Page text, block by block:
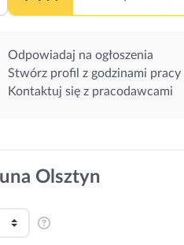
Odpowiadaj na ogłoszenia
Stwórz profil z godzinami pracy
Kontaktuj się z pracodawcami
Olsztyn